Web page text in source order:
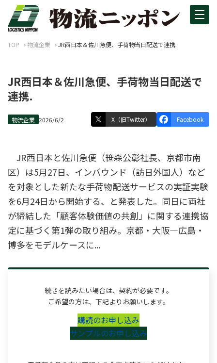
TOP 物流企業 JR西日本＆佐川急便、手荷物当日配送で連携.
JR西日本＆佐川急便、手荷物当日配送で
連携.
物流企業 2026/6/2 X（旧Twitter） Facebook
JR西日本と佐川急便（笹森公彰社長、京都市南
区）は5月27日、インバウンド（訪日外国人）など
を対象とした新たな手荷物配送サービスの実証実験
を6月24日から開始する、と発表した。同日に両社
が締結した「顧客体験価値の共創」に関する連携協
定に基づく第1弾の取り組み。京都・大阪―広島・
博多をモデルケースに...
続きを読みたい場合は、契約が必要です。
ご希望の方は、下記よりお願いします。
購読のお申し込み
サンプルのお申し込み